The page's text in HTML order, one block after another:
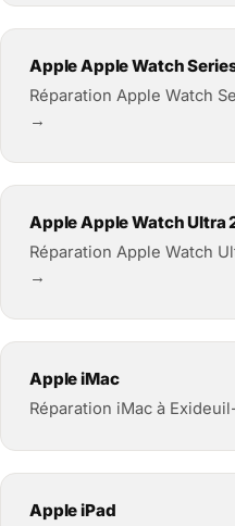
Apple Apple Watch
Réparation Apple Watch
→
Apple Apple Watch Ultra
Réparation Apple Watch
→
Apple iMac
Réparation iMac à
Apple iPad